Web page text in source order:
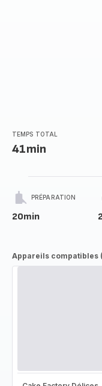
TEMPS TOTAL
41min
PRÉPARATION
20min
Appareils compatibles